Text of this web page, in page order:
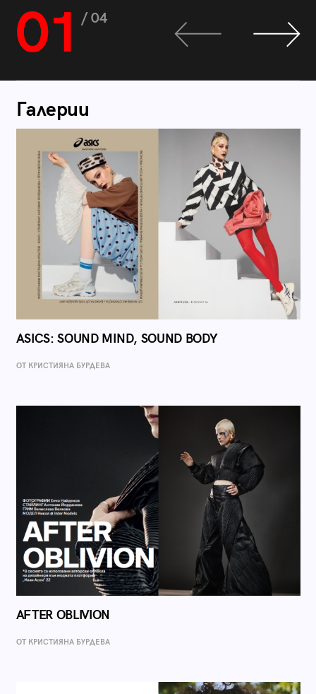
01 / 04
Галерии
ASICS: SOUND MIND, SOUND BODY
ОТ КРИСТИЯНА БУРДЕВА
AFTER OBLIVION
ОТ КРИСТИЯНА БУРДЕВА